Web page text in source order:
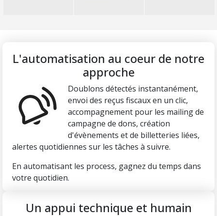
L'automatisation au coeur de notre
approche
Doublons détectés instantanément,
envoi des reçus fiscaux en un clic,
accompagnement pour les mailing de
campagne de dons, création
d'évènements et de billetteries liées,
alertes quotidiennes sur les tâches à suivre.
En automatisant les process, gagnez du temps dans
votre quotidien.
Un appui technique et humain